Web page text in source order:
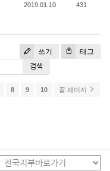
2019.01.10 431
쓰기 태그
검색
8 9 10 끝 페이지